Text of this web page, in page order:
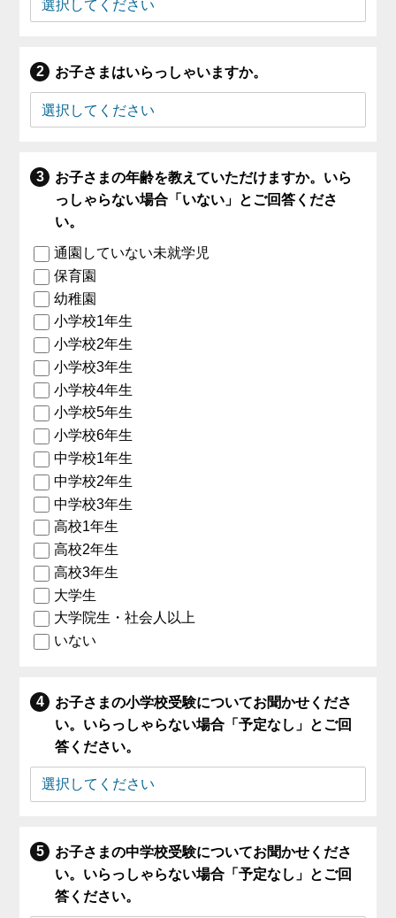
お子さまはいらっしゃいますか。
お子さまの年齢を教えていただけますか。いら
っしゃらない場合「いない」とご回答くださ
い。
通園していない未就学児
保育園
幼稚園
小学校1年生
小学校2年生
小学校3年生
小学校4年生
小学校5年生
小学校6年生
中学校1年生
中学校2年生
中学校3年生
高校1年生
高校2年生
高校3年生
大学生
大学院生・社会人以上
いない
お子さまの小学校受験についてお聞かせくださ
い。いらっしゃらない場合「予定なし」とご回
答ください。
お子さまの中学校受験についてお聞かせくださ
い。いらっしゃらない場合「予定なし」とご回
答ください。